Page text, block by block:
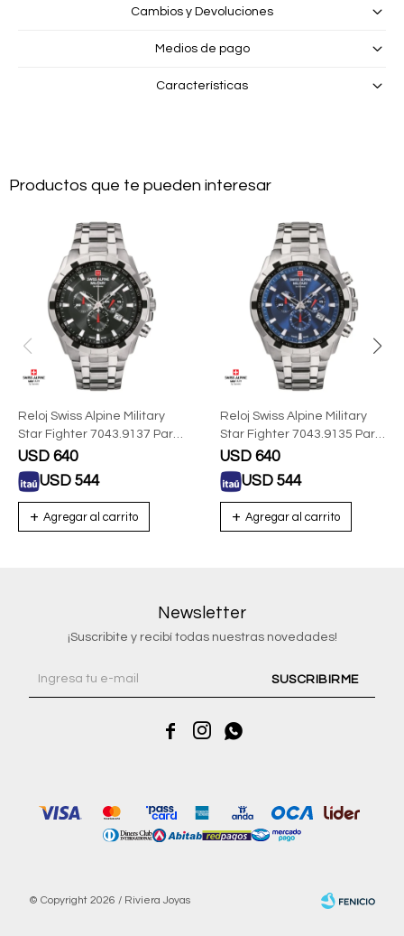
Cambios y Devoluciones
Medios de pago
Características
Productos que te pueden interesar
Reloj Swiss Alpine Military
Star Fighter 7043.9137 Para
Hombre Con Correa De
Acero
USD 640
USD 544
Reloj Swiss Alpine Military
Star Fighter 7043.9135 Para
Hombre Con Correa De
Acero
USD 640
USD 544
Newsletter
¡Suscribite y recibí todas nuestras novedades!
SUSCRIBIRME
  
© Copyright 2026 / Riviera Joyas